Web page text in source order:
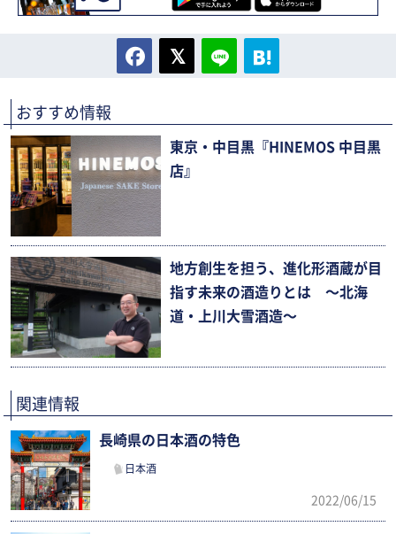
おすすめ情報
東京・中目黒『HINEMOS 中目黒
店』
地方創生を担う、進化形酒蔵が目
指す未来の酒造りとは 〜北海
道・上川大雪酒造〜
関連情報
長崎県の日本酒の特色
日本酒
2022/06/15